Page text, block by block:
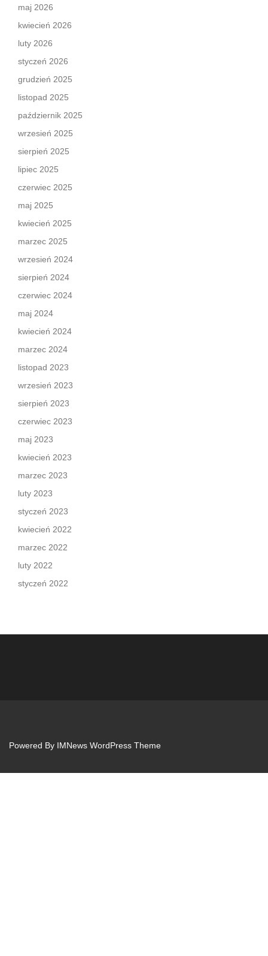
maj 2026
kwiecień 2026
luty 2026
styczeń 2026
grudzień 2025
listopad 2025
październik 2025
wrzesień 2025
sierpień 2025
lipiec 2025
czerwiec 2025
maj 2025
kwiecień 2025
marzec 2025
wrzesień 2024
sierpień 2024
czerwiec 2024
maj 2024
kwiecień 2024
marzec 2024
listopad 2023
wrzesień 2023
sierpień 2023
czerwiec 2023
maj 2023
kwiecień 2023
marzec 2023
luty 2023
styczeń 2023
kwiecień 2022
marzec 2022
luty 2022
styczeń 2022
Powered By IMNews WordPress Theme